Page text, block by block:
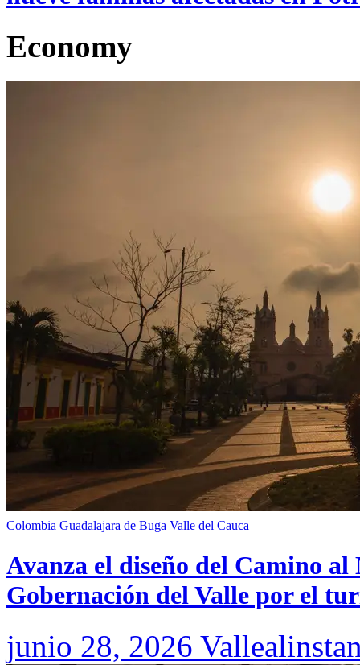
Economy
Colombia Guadalajara de Buga Valle del Cauca
Avanza el diseño del Camino
Gobernación del Valle por el
junio 28, 2026